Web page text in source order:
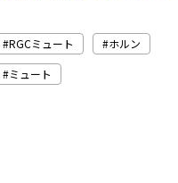
RGCミュート
ホルン
ミュート